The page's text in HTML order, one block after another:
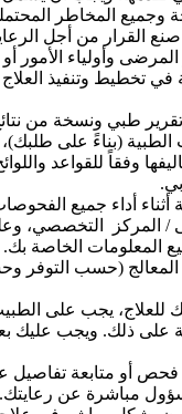
وجميع المخاطر
القرار من أجل
وأولياء الأمور أو
في تخطيط وتنفيذ
طبي ونسخة من
(بناءً على
وفقاً للقواعد
أداء جميع
المركز التخصصي،
المعلومات الخاصة بك.
المعالج (حسب التوفر
يجب على الطبيب
على ذلك. ويجب عليك
أو متابعة تفاصيل
مباشرة عن رعايتك.